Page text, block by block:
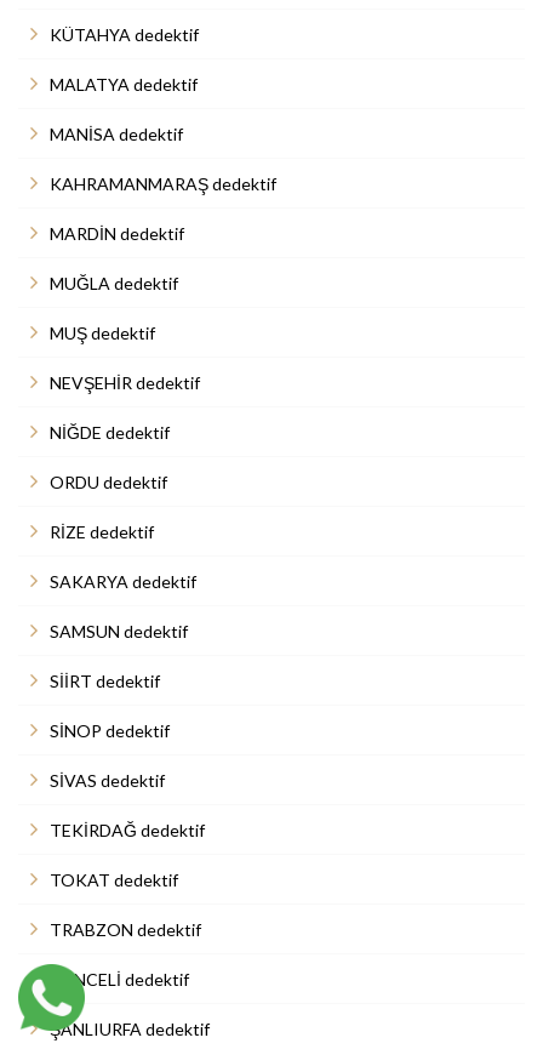
KÜTAHYA dedektif
MALATYA dedektif
MANİSA dedektif
KAHRAMANMARAŞ dedektif
MARDİN dedektif
MUĞLA dedektif
MUŞ dedektif
NEVŞEHİR dedektif
NİĞDE dedektif
ORDU dedektif
RİZE dedektif
SAKARYA dedektif
SAMSUN dedektif
SİİRT dedektif
SİNOP dedektif
SİVAS dedektif
TEKİRDAĞ dedektif
TOKAT dedektif
TRABZON dedektif
TUNCELİ dedektif
ŞANLIURFA dedektif